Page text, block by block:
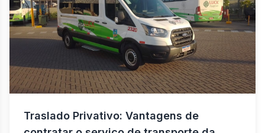
Traslado Privativo: Vantagens de